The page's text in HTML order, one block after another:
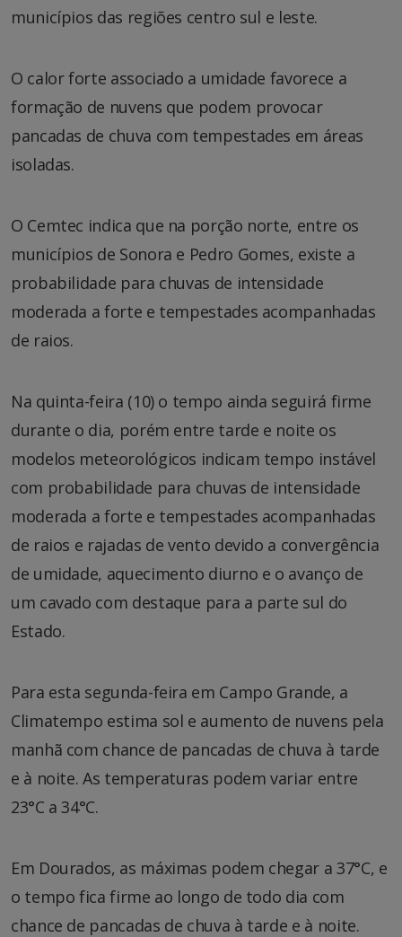
municípios das regiões centro sul e leste.
O calor forte associado a umidade favorece a
formação de nuvens que podem provocar
pancadas de chuva com tempestades em áreas
isoladas.
O Cemtec indica que na porção norte, entre os
municípios de Sonora e Pedro Gomes, existe a
probabilidade para chuvas de intensidade
moderada a forte e tempestades acompanhadas
de raios.
Na quinta-feira (10) o tempo ainda seguirá firme
durante o dia, porém entre tarde e noite os
modelos meteorológicos indicam tempo instável
com probabilidade para chuvas de intensidade
moderada a forte e tempestades acompanhadas
de raios e rajadas de vento devido a convergência
de umidade, aquecimento diurno e o avanço de
um cavado com destaque para a parte sul do
Estado.
Para esta segunda-feira em Campo Grande, a
Climatempo estima sol e aumento de nuvens pela
manhã com chance de pancadas de chuva à tarde
e à noite. As temperaturas podem variar entre
23°C a 34°C.
Em Dourados, as máximas podem chegar a 37°C, e
o tempo fica firme ao longo de todo dia com
chance de pancadas de chuva à tarde e à noite.